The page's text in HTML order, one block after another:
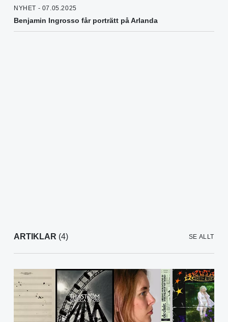
NYHET - 07.05.2025
Benjamin Ingrosso får porträtt på Arlanda
ARTIKLAR (4) SE ALLT